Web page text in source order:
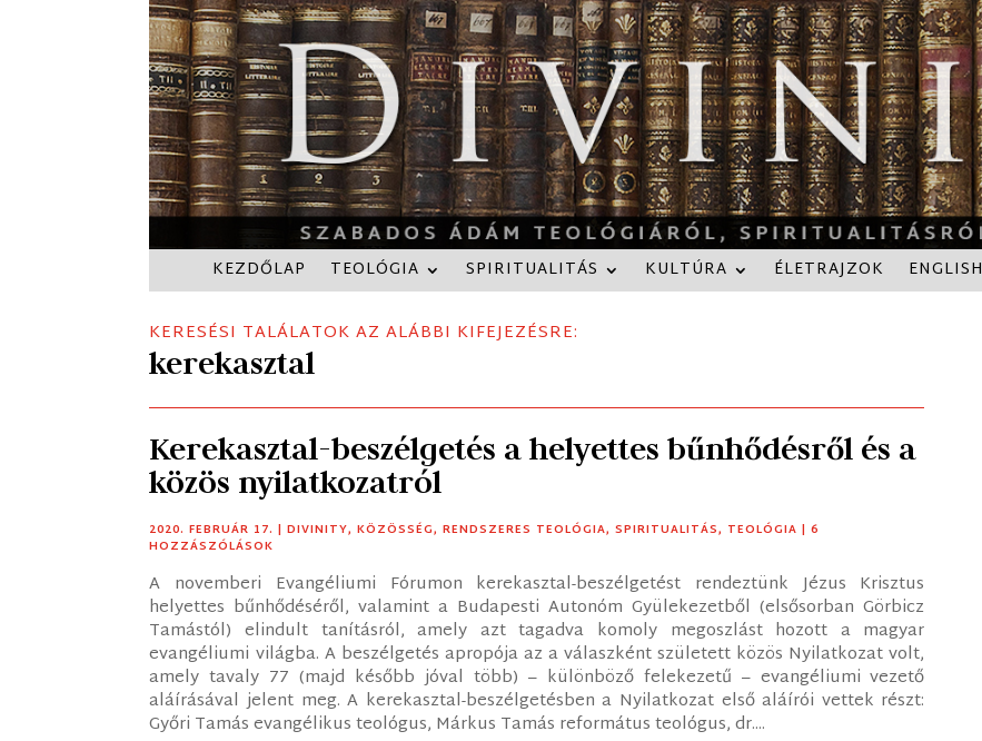
KEZDŐLAP TEOLÓGIA SPIRITUALITÁS KULTÚRA ÉLETRAJZOK ENGLISH
KERESÉSI TALÁLATOK AZ ALÁBBI KIFEJEZÉSRE:
kerekasztal
Kerekasztal-beszélgetés a helyettes bűnhődésről és a
közös nyilatkozatról
2020. FEBRUÁR 17. |DIVINITY,KÖZÖSSÉG,RENDSZERES TEOLÓGIA,SPIRITUALITÁS, TEOLÓGIA | 6
HOZZÁSZÓLÁSOK
A novemberi Evangéliumi Fórumon kerekasztal-beszélgetést rendeztünk Jézus Krisztus
helyettes bűnhődéséről, valamint a Budapesti Autonóm Gyülekezetből (elsősorban Görbicz
Tamástól) elindult tanításról, amely azt tagadva komoly megoszlást hozott a magyar
evangéliumi világba. A beszélgetés apropója az a válaszként született közös Nyilatkozat volt,
amely tavaly 77 (majd később jóval több) – különböző felekezetű – evangéliumi vezető
aláírásával jelent meg. A kerekasztal-beszélgetésben a Nyilatkozat első aláírói vettek részt:
Győri Tamás evangélikus teológus, Márkus Tamás református teológus, dr....